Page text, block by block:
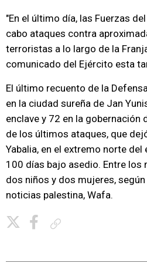
"En el último día, las Fuerzas
cabo ataques contra
terroristas a lo largo de la
comunicado del Ejército esta
El último recuento de la
en la ciudad sureña de Jan
enclave y 72 en la gobernación
de los últimos ataques, que
Yabalia, en el extremo norte del
100 días bajo asedio. Entre los
dos niños y dos mujeres,
noticias palestina, Wafa.